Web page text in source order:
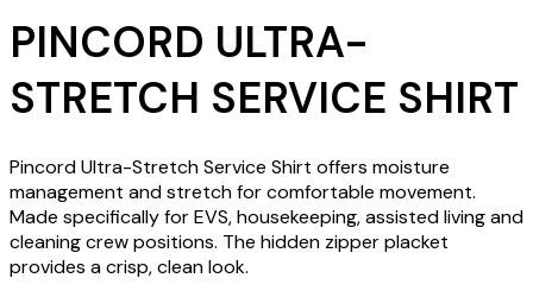
PINCORD ULTRA-
STRETCH SERVICE SHIRT
Pincord Ultra-Stretch Service Shirt offers moisture
management and stretch for comfortable movement.
Made specifically for EVS, housekeeping, assisted living and
cleaning crew positions. The hidden zipper placket
provides a crisp, clean look.